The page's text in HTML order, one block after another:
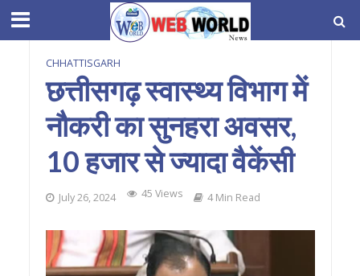
CHHATTISGARH
छत्तीसगढ़ स्वास्थ्य विभाग में
नौकरी का सुनहरा अवसर,
10 हजार से ज्यादा वैकेंसी
July 26, 2024 45 Views 4 Min Read